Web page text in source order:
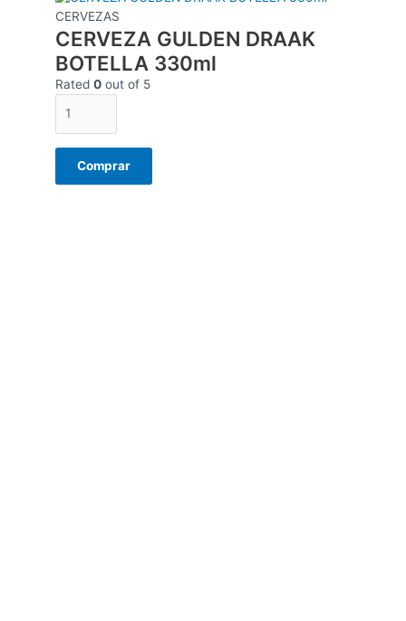
CERVEZAS
CERVEZA GULDEN DRAAK
BOTELLA 330ml
Rated0 out of 5
Comprar